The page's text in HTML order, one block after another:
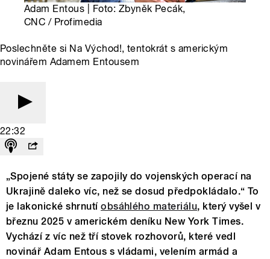
Adam Entous | Foto: Zbyněk Pecák,
CNC / Profimedia
Poslechněte si Na Východ!, tentokrát s americkým
novinářem Adamem Entousem
22:32
„Spojené státy se zapojily do vojenských operací na
Ukrajině daleko víc, než se dosud předpokládalo.“ To
je lakonické shrnutíobsáhlého materiálu, který vyšel v
březnu 2025 v americkém deníku New York Times.
Vychází z víc než tří stovek rozhovorů, které vedl
novinář Adam Entous s vládami, velením armád a